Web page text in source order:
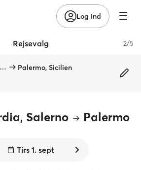
Log ind
Rejsevalg 2/5
Molo Concordia, Salerno
Palermo, Sicilien
Salerno Palermo
Tirs 1. sept